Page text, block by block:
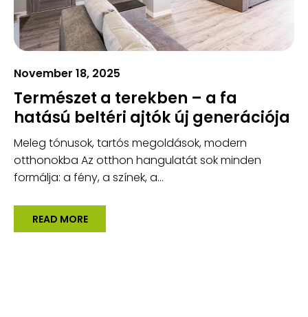
November 18, 2025
Természet a terekben – a fa
hatású beltéri ajtók új generációja
Meleg tónusok, tartós megoldások, modern
otthonokba Az otthon hangulatát sok minden
formálja: a fény, a színek, a...
READ MORE